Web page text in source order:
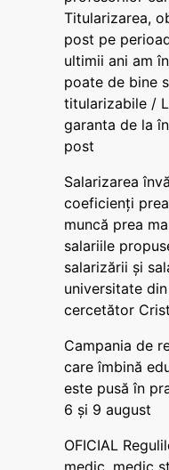
Titularizarea,
post pe
ultimii ani am
poate de bine
titularizabile /
garanta de la
post
Salarizarea
coeficienți
muncă prea
salariile
salarizării și
universitate
cercetător
Campania de
care îmbină
este pusă în
6 și 9 august
OFICIAL
medic, medic